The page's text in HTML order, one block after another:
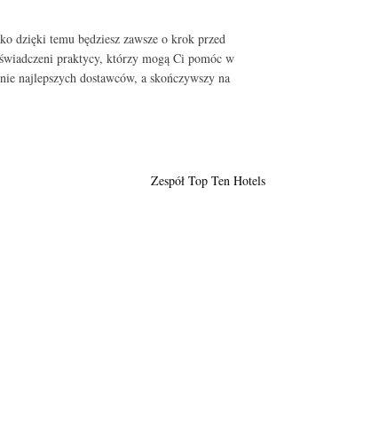
dzięki temu będziesz zawsze o krok przed
praktycy, którzy mogą Ci pomóc w
najlepszych dostawców, a skończywszy na
Zespół Top Ten Hotels